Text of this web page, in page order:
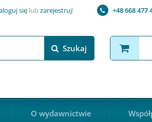
sięlub zarejestruj! +48 668 477
Szukaj
O wydawnictwie